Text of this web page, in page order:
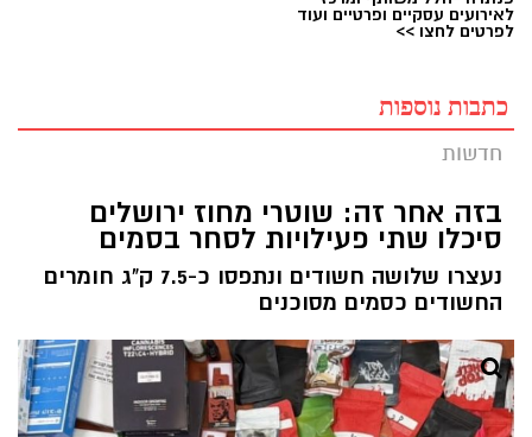
לאירועים עסקיים ופרטיים ועוד
לפרטים לחצו >>
כתבות נוספות
חדשות
בזה אחר זה: שוטרי מחוז ירושלים
סיכלו שתי פעילויות לסחר בסמים
נעצרו שלושה חשודים ונתפסו כ-7.5 ק"ג חומרים
החשודים כסמים מסוכנים